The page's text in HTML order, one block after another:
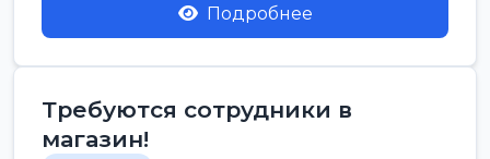
Подробнее
Требуются сотрудники в
магазин!